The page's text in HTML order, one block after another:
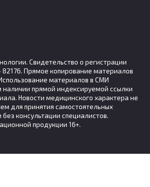
Свидетельство о регистрации
Прямое копирование материалов
материалов в СМИ
наличии прямой индексируемой ссылки
Новости медицинского характера не
для принятия самостоятельных
консультации специалистов.
продукции 16+.